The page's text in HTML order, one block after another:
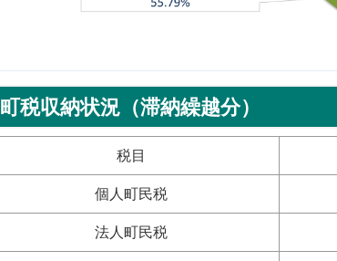
町税収納状況（滞納繰越分）
税目
個人町民税
法人町民税